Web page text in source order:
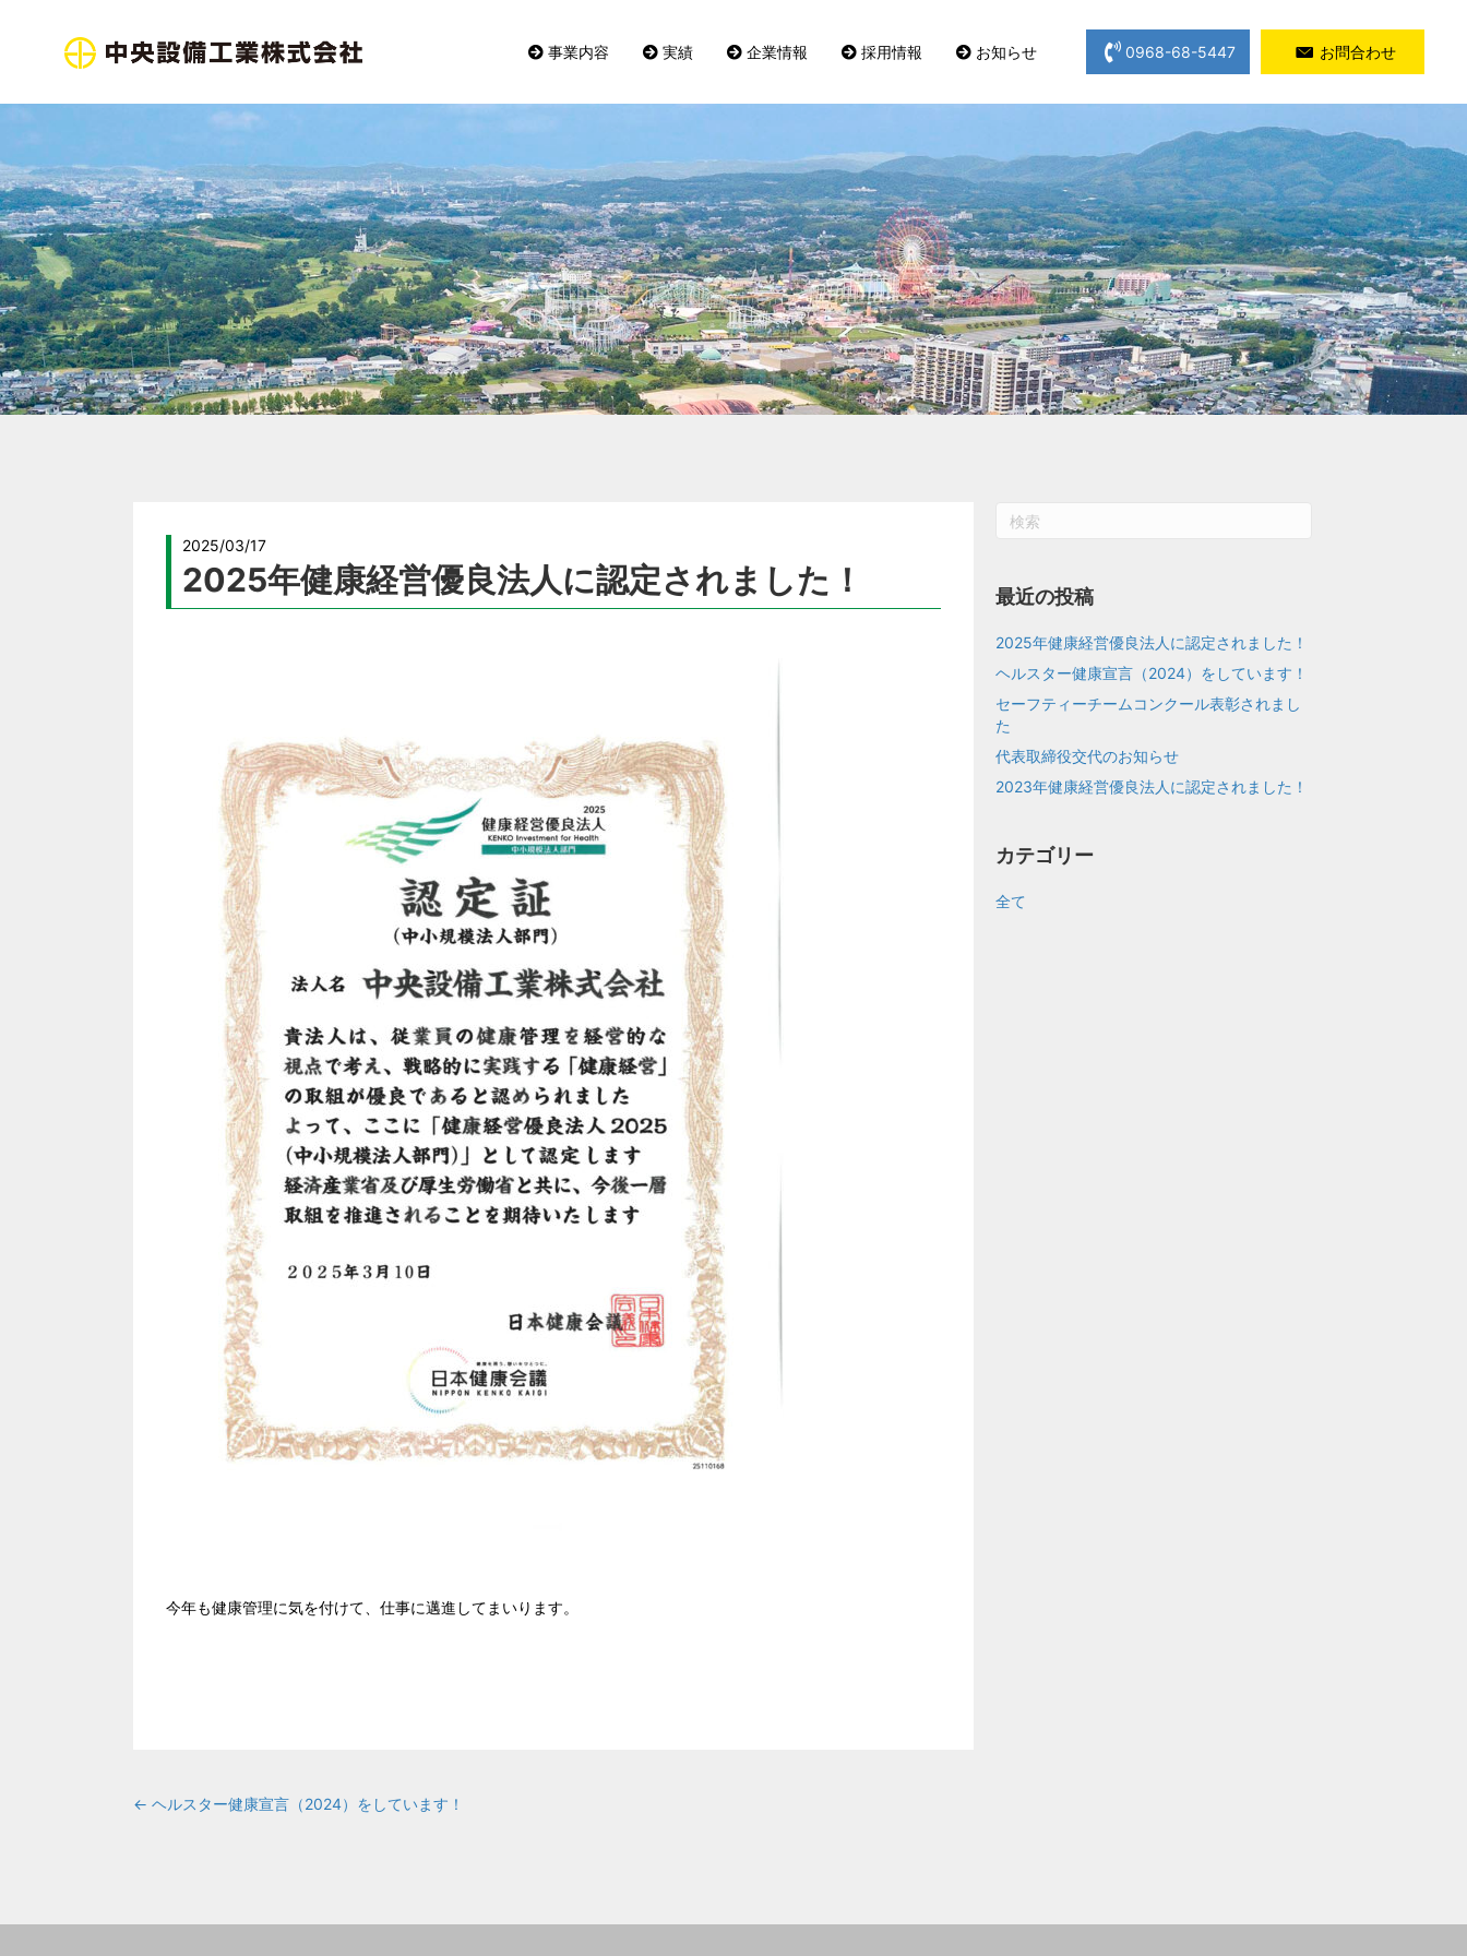
事業内容 実績 企業情報 採用情報 お知らせ 0968-68-5447 お問合わせ
2025/03/17
2025年健康経営優良法人に認定されました！
今年も健康管理に気を付けて、仕事に邁進してまいります。
最近の投稿
2025年健康経営優良法人に認定されました！
ヘルスター健康宣言（2024）をしています！
セーフティーチームコンクール表彰されまし
た
代表取締役交代のお知らせ
2023年健康経営優良法人に認定されました！
カテゴリー
全て
Posts
← ヘルスター健康宣言（2024）をしています！